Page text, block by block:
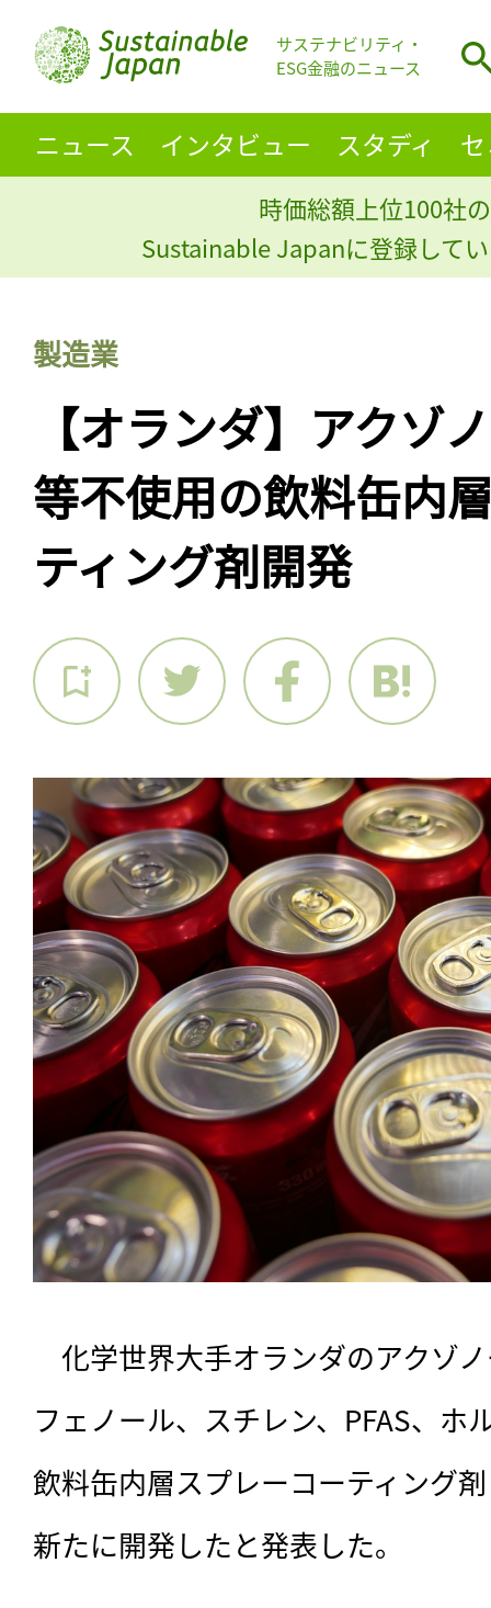
サステナビリティ・
ESG金融のニュース
ニュース インタビュー スタディ
時価総額上位100社
Sustainable Japanに登録して
製造業
【オランダ】アクゾ
等不使用の飲料缶内
ティング剤開発
化学世界大手オランダのアクゾ
フェノール、スチレン、PFAS、ホ
飲料缶内層スプレーコーティング
新たに開発したと発表した。